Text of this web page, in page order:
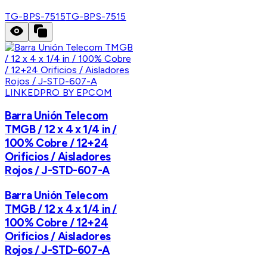
TG-BPS-7515TG-BPS-7515
LINKEDPRO BY EPCOM
Barra Unión Telecom
TMGB / 12 x 4 x 1/4 in /
100% Cobre / 12+24
Orificios / Aisladores
Rojos / J-STD-607-A
Barra Unión Telecom
TMGB / 12 x 4 x 1/4 in /
100% Cobre / 12+24
Orificios / Aisladores
Rojos / J-STD-607-A